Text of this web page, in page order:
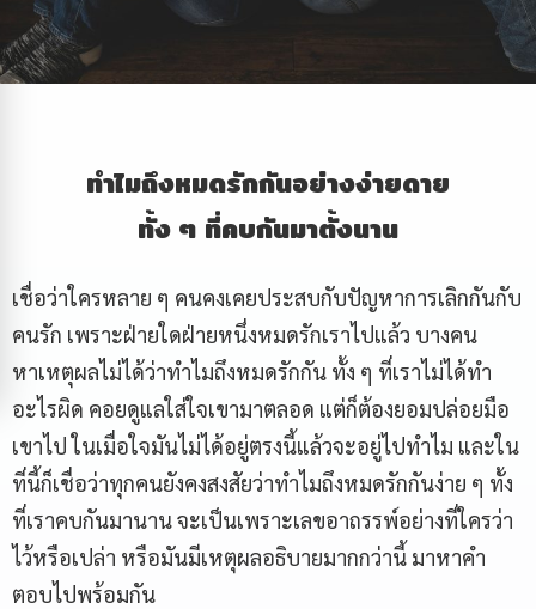
ทำไมถึงหมดรักกันอย่างง่ายดาย
ทั้ง ๆ ที่คบกันมาตั้งนาน
เชื่อว่าใครหลาย ๆ คนคงเคยประสบกับปัญหาการเลิกกันกับ
คนรัก เพราะฝ่ายใดฝ่ายหนึ่งหมดรักเราไปแล้ว บางคน
หาเหตุผลไม่ได้ว่าทำไมถึงหมดรักกัน ทั้ง ๆ ที่เราไม่ได้ทำ
อะไรผิด คอยดูแลใส่ใจเขามาตลอด แต่ก็ต้องยอมปล่อยมือ
เขาไป ในเมื่อใจมันไม่ได้อยู่ตรงนี้แล้วจะอยู่ไปทำไม และใน
ที่นี้ก็เชื่อว่าทุกคนยังคงสงสัยว่าทำไมถึงหมดรักกันง่าย ๆ ทั้ง
ที่เราคบกันมานาน จะเป็นเพราะเลขอาถรรพ์อย่างที่ใครว่า
ไว้หรือเปล่า หรือมันมีเหตุผลอธิบายมากกว่านี้ มาหาคำ
ตอบไปพร้อมกัน